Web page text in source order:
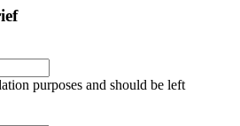
purposes and should be left